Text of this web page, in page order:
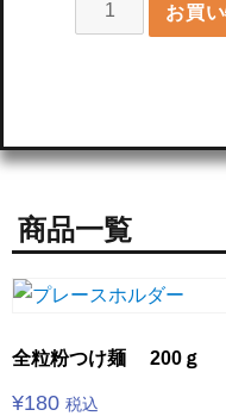
お買
商品一覧
全粒粉つけ麺 200ｇ
¥180 税込